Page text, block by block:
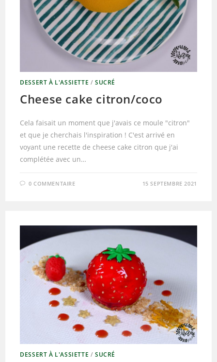
DESSERT À L'ASSIETTE /SUCRÉ
Cheese cake citron/coco
Cela faisait un moment que j'avais ce moule "citron"
et que je cherchais l'inspiration ! C'est arrivé en
voyant une recette de cheese cake citron que j'ai
complétée avec un…
0 COMMENTAIRE 15 SEPTEMBRE 2021
DESSERT À L'ASSIETTE /SUCRÉ